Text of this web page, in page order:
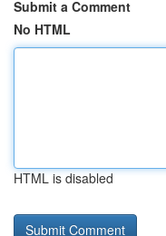
Submit a Comment
No HTML
HTML is disabled